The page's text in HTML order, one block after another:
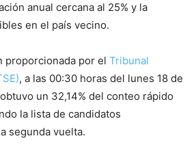
anual cercana al 25% y la
en el país vecino.
proporcionada por el Tribunal
, a las 00:30 horas del lunes 18 de
un 32,14% del conteo rápido
la lista de candidatos
segunda vuelta.